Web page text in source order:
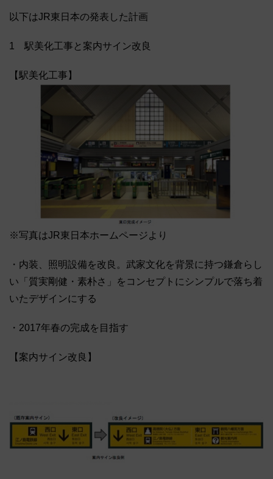
以下はJR東日本の発表した計画
1 駅美化工事と案内サイン改良
【駅美化工事】
※写真はJR東日本ホームページより
・内装、照明設備を改良。武家文化を背景に持つ鎌倉らし
い「質実剛健・素朴さ」をコンセプトにシンプルで落ち着
いたデザインにする
・2017年春の完成を目指す
【案内サイン改良】